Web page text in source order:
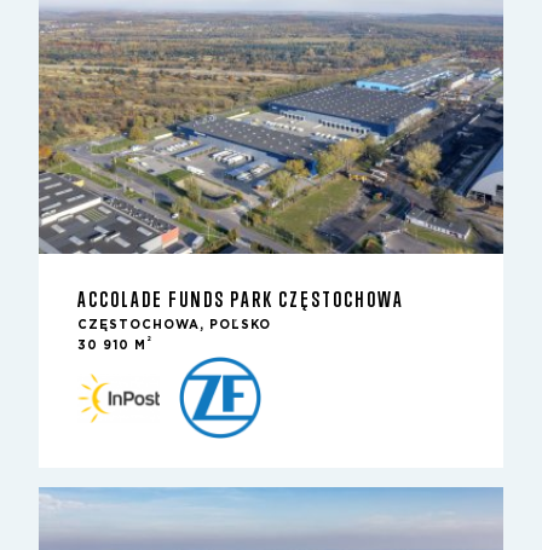
ACCOLADE FUNDS PARK CZĘSTOCHOWA
CZĘSTOCHOWA, POĽSKO
30 910 M
2